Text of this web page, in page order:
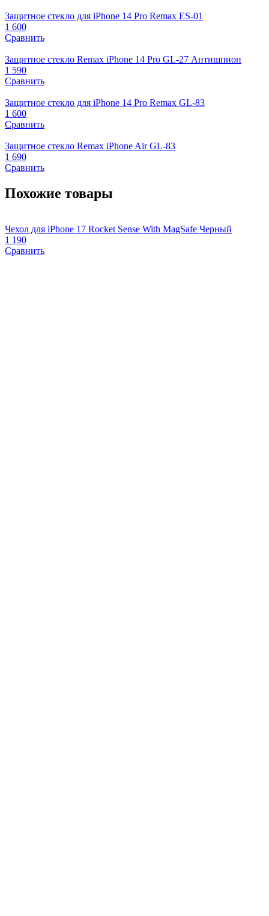
Защитное стекло для iPhone 14 Pro Remax ES-01
1 600
Сравнить
Защитное стекло Remax iPhone 14 Pro GL-27 Антишпион
1 590
Сравнить
Защитное стекло для iPhone 14 Pro Remax GL-83
1 600
Сравнить
Защитное стекло Remax iPhone Air GL-83
1 690
Сравнить
Похожие товары
Чехол для iPhone 17 Rocket Sense With MagSafe Черный
1 190
Сравнить